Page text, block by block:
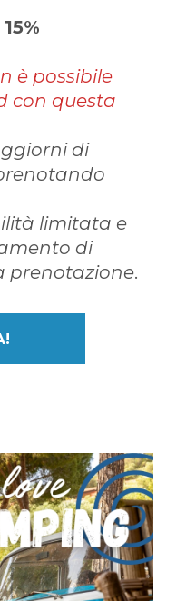
è possibile
con questa
di
limitata e
di
prenotazione.